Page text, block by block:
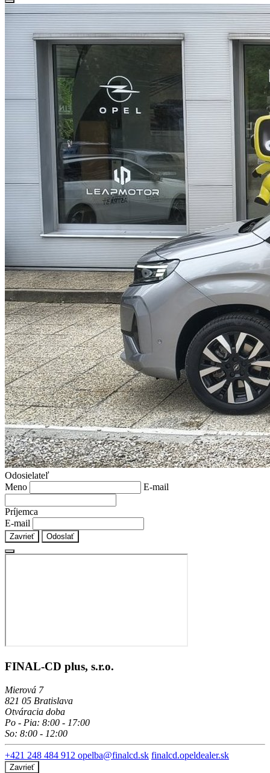
Odosielateľ
Meno
E-mail
Príjemca
E-mail
Zavrieť Odoslať
FINAL-CD plus, s.r.o.
Mierová 7
821 05 Bratislava
Otváracia doba
Po - Pia: 8:00 - 17:00
So: 8:00 - 12:00
+421 248 484 912 opelba@finalcd.sk finalcd.opeldealer.sk
Zavrieť